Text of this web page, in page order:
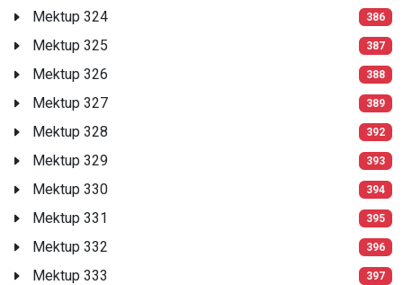
Mektup 324 386
Mektup 325 387
Mektup 326 388
Mektup 327 389
Mektup 328 392
Mektup 329 393
Mektup 330 394
Mektup 331 395
Mektup 332 396
Mektup 333 397